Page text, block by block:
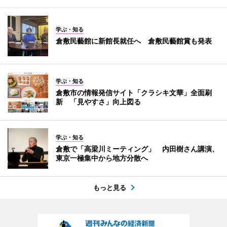
学ぶ・知る
倉敷民藝館に新館長就任へ 倉敷民藝館賞も発表
学ぶ・知る
倉敷市の情報発信サイト「クラシキ文華」全面刷
新 「見やすさ」向上図る
学ぶ・知る
倉敷で「高梁川ミーティング」 内田樹さん講演、
東京一極集中から地方分散へ
もっと見る